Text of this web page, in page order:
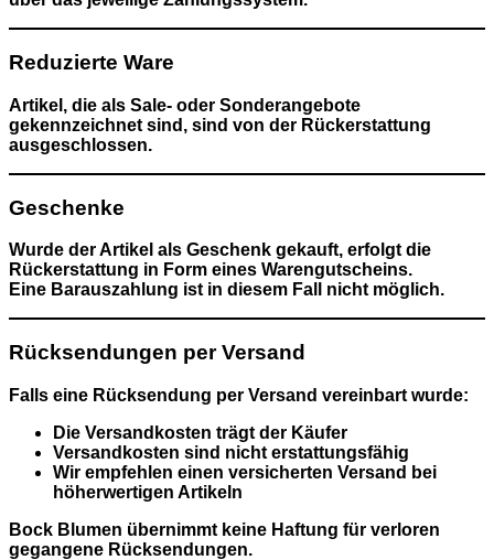
Reduzierte Ware
Artikel, die als Sale- oder Sonderangebote
gekennzeichnet sind, sind von der Rückerstattung
ausgeschlossen.
Geschenke
Wurde der Artikel als Geschenk gekauft, erfolgt die
Rückerstattung in Form eines Warengutscheins.
Eine Barauszahlung ist in diesem Fall nicht möglich.
Rücksendungen per Versand
Falls eine Rücksendung per Versand vereinbart wurde:
Die Versandkosten trägt der Käufer
Versandkosten sind nicht erstattungsfähig
Wir empfehlen einen versicherten Versand bei
höherwertigen Artikeln
Bock Blumen übernimmt keine Haftung für verloren
gegangene Rücksendungen.